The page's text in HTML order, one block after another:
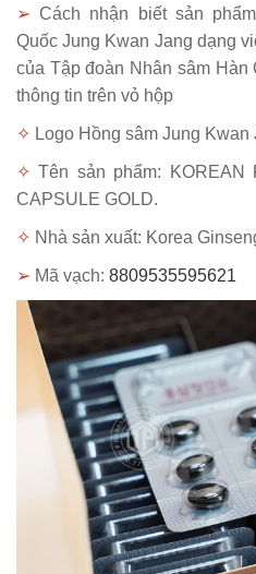
➢ Cách nhận biết sản
Quốc Jung Kwan Jang dạng
của Tập đoàn Nhân sâm Hàn
thông tin trên vỏ hộp
✧ Logo Hồng sâm Jung
✧Tên sản phẩm: KOREAN
CAPSULE GOLD.
✧ Nhà sản xuất: Korea
➢ Mã vạch: 8809535595621